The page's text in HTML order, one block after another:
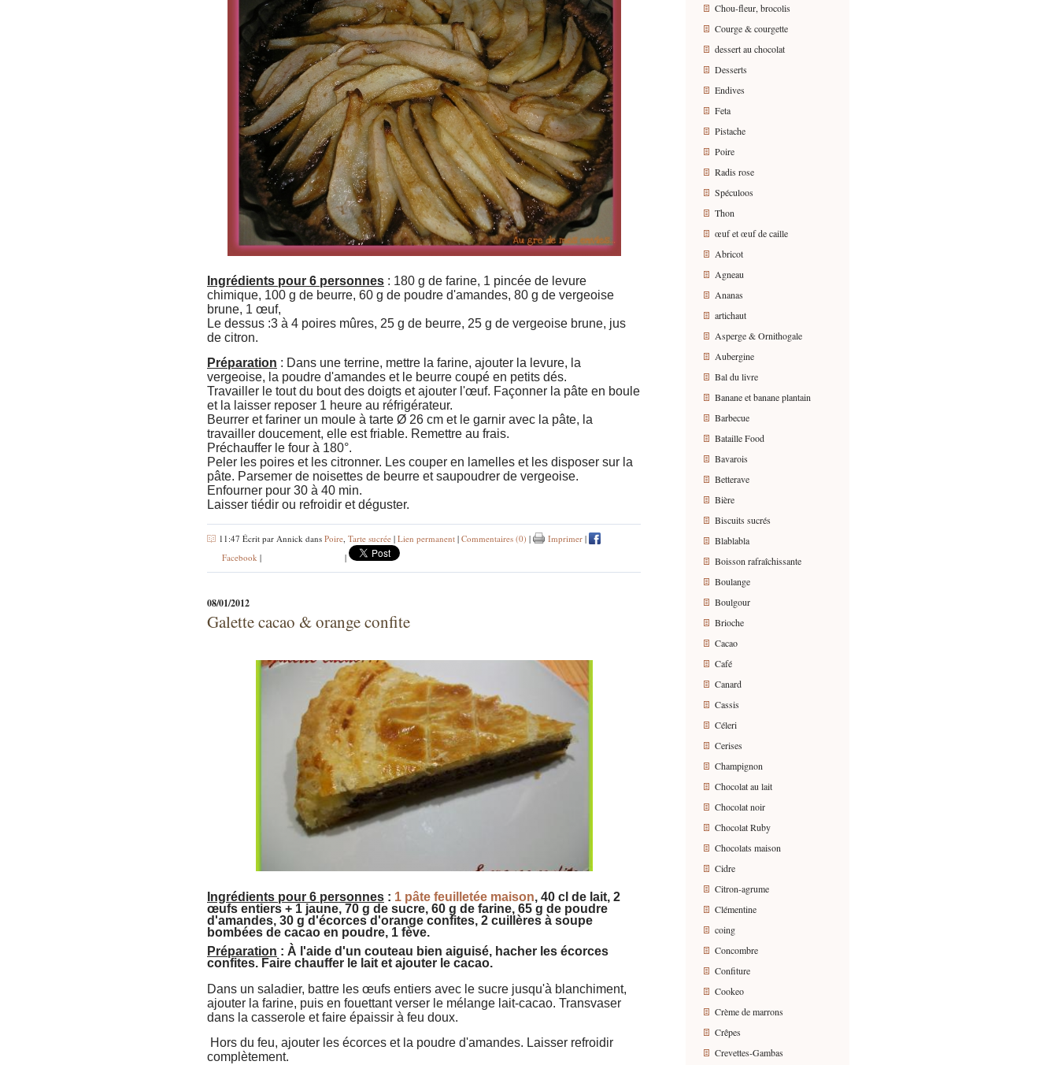
Chou-fleur, brocolis
Courge & courgette
dessert au chocolat
Desserts
Endives
Feta
Pistache
Poire
Radis rose
Spéculoos
Thon
œuf et œuf de caille
Abricot
Agneau
Ananas
artichaut
Asperge & Ornithogale
Aubergine
Bal du livre
Banane et banane plantain
Barbecue
Bataille Food
Bavarois
Betterave
Bière
Biscuits sucrés
Blablabla
Boisson rafraîchissante
Boulange
Boulgour
Brioche
Cacao
Café
Canard
Cassis
Céleri
Cerises
Champignon
Chocolat au lait
Chocolat noir
Chocolat Ruby
Chocolats maison
Cidre
Citron-agrume
Clémentine
coing
Concombre
Confiture
Cookeo
Crème de marrons
Crêpes
Crevettes-Gambas
Ingrédients pour 6 personnes : 180 g de farine, 1 pincée de levure
chimique, 100 g de beurre, 60 g de poudre d'amandes, 80 g de vergeoise
brune, 1 œuf,
Le dessus :3 à 4 poires mûres, 25 g de beurre, 25 g de vergeoise brune, jus
de citron.
Préparation : Dans une terrine, mettre la farine, ajouter la levure, la
vergeoise, la poudre d'amandes et le beurre coupé en petits dés.
Travailler le tout du bout des doigts et ajouter l'œuf. Façonner la pâte en boule
et la laisser reposer 1 heure au réfrigérateur.
Beurrer et fariner un moule à tarte Ø 26 cm et le garnir avec la pâte, la
travailler doucement, elle est friable. Remettre au frais.
Préchauffer le four à 180°.
Peler les poires et les citronner. Les couper en lamelles et les disposer sur la
pâte. Parsemer de noisettes de beurre et saupoudrer de vergeoise.
Enfourner pour 30 à 40 min.
Laisser tiédir ou refroidir et déguster.
11:47 Écrit par Annick dans Poire Tarte sucrée | Lien permanent | Commentaires (0) | Imprimer |
Facebook | |
08/01/2012
Galette cacao & orange confite
Ingrédients pour 6 personnes : 1 pâte feuilletée maison, 40 cl de lait, 2
œufs entiers + 1 jaune, 70 g de sucre, 60 g de farine, 65 g de poudre
d'amandes, 30 g d'écorces d'orange confites, 2 cuillères à soupe
bombées de cacao en poudre, 1 fève.
Préparation : À l'aide d'un couteau bien aiguisé, hacher les écorces
confites. Faire chauffer le lait et ajouter le cacao.
Dans un saladier, battre les œufs entiers avec le sucre jusqu'à blanchiment,
ajouter la farine, puis en fouettant verser le mélange lait-cacao. Transvaser
dans la casserole et faire épaissir à feu doux.
Hors du feu, ajouter les écorces et la poudre d'amandes. Laisser refroidir
complètement.